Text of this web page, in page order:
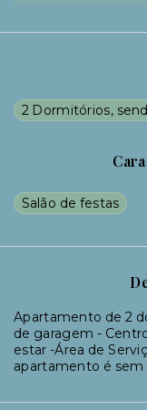
2 Dormitórios,
Salão de festas
Apartamento de 2
de garagem -
estar -Área de
apartamento é sem